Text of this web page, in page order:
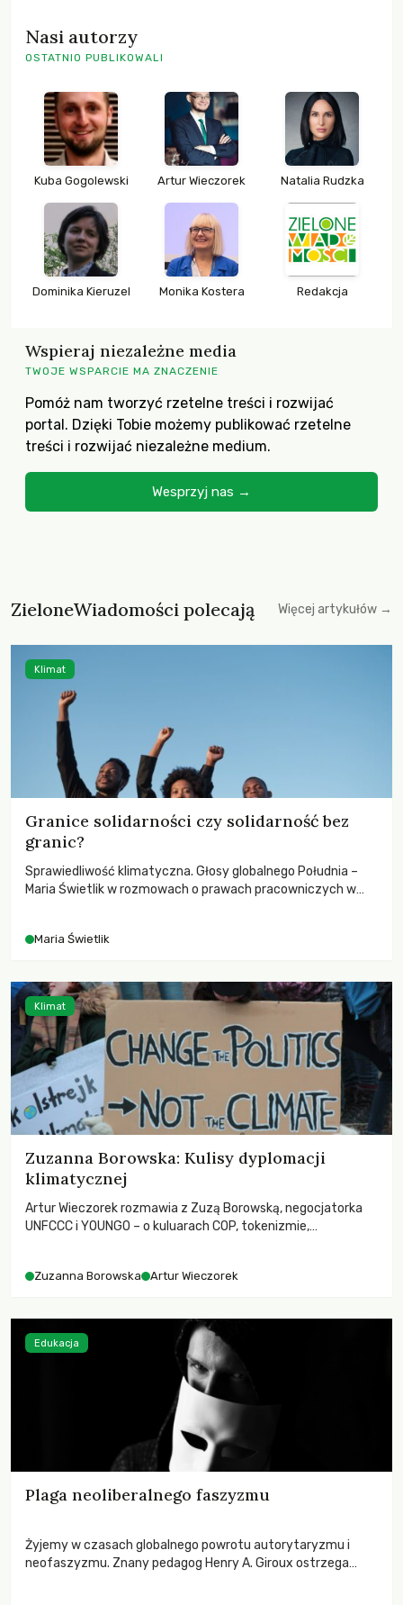
Nasi autorzy
OSTATNIO PUBLIKOWALI
Kuba Gogolewski Artur Wieczorek Natalia Rudzka
Dominika Kieruzel Monika Kostera Redakcja
Wspieraj niezależne media
TWOJE WSPARCIE MA ZNACZENIE
Pomóż nam tworzyć rzetelne treści i rozwijać
portal. Dzięki Tobie możemy publikować rzetelne
treści i rozwijać niezależne medium.
Wesprzyj nas →
ZieloneWiadomości polecają Więcej artykułów →
Granice solidarności czy solidarność bez
granic?
Sprawiedliwość klimatyczna. Głosy globalnego Południa –
Maria Świetlik w rozmowach o prawach pracowniczych w
Maria Świetlik
Klimat
Zuzanna Borowska: Kulisy dyplomacji
klimatycznej
Artur Wieczorek rozmawia z Zuzą Borowską, negocjatorka
UNFCCC i YOUNGO – o kuluarach COP, tokenizmie,
Zuzanna Borowska Artur Wieczorek
Klimat
Plaga neoliberalnego faszyzmu
Żyjemy w czasach globalnego powrotu autorytaryzmu i
neofaszyzmu. Znany pedagog Henry A. Giroux ostrzega
Edukacja